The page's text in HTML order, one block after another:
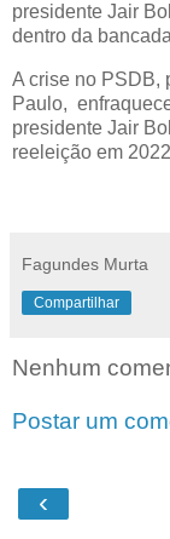
presidente Jair
dentro da
A crise no PSDB,
Paulo,
presidente Jair
reeleição em
Fagundes Murta
Compartilhar
Nenhum
Postar um
‹